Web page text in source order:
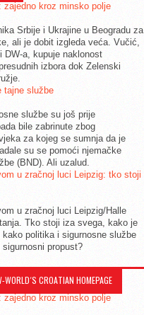
kroz minsko polje
Srbije i Ukrajine u Beogradu za
ali je dobit izgleda veća. Vučić,
DW-a, kupuje naklonost
izbora dok Zelenski
tajne službe
službe su još prije
bile zabrinute zbog
za kojeg se sumnja da je
su se pomoći njemačke
(BND). Ali uzalud.
u zračnoj luci Leipzig: tko stoji
u zračnoj luci Leipzig/Halle
Tko stoji iza svega, kako je
politika i sigurnosne službe
propust?
WORLD´S CROATIAN HOMEPAGE
kroz minsko polje